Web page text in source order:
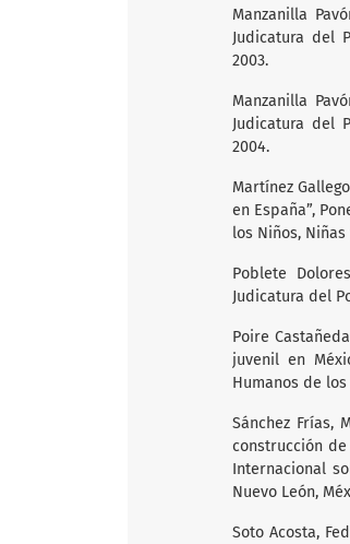
Manzanilla
Judicatura del
2003.
Manzanilla
Judicatura del
2004.
Martínez
en España”,
los Niños,
Poblete
Judicatura del
Poire
juvenil en
Humanos de
Sánchez Frías,
construcción
Internacional
Nuevo León,
Soto Acosta,